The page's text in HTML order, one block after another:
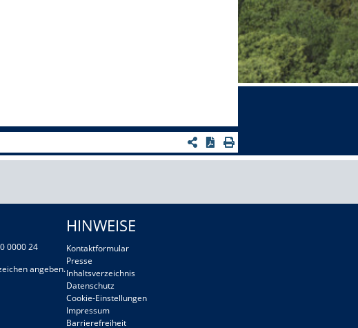
0000 24
angeben.
HINWEISE
Kontaktformular
Presse
Inhaltsverzeichnis
Datenschutz
Cookie-Einstellungen
Impressum
Barrierefreiheit